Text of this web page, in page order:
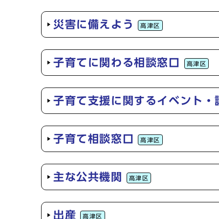
災害に備えよう 高津区
子育てに関わる相談窓口 高津区
子育て支援に関するイベント・
子育て相談窓口 高津区
主な公共機関 高津区
出産 高津区